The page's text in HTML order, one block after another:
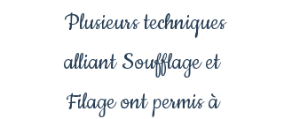
Plusieurs techniques
alliant Soufflage et
Filage ont permis à